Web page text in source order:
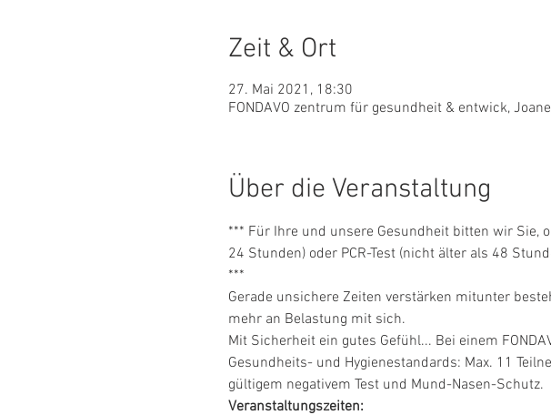
Zeit & Ort
27. Mai 2021, 18:30
FONDAVO zentrum für gesundheit & entwick,
Über die Veranstaltung
*** Für Ihre und unsere Gesundheit bitten wir Sie,
24 Stunden) oder PCR-Test (nicht älter als 48
***
Gerade unsichere Zeiten verstärken mitunter
mehr an Belastung mit sich.
Mit Sicherheit ein gutes Gefühl... Bei einem
Gesundheits- und Hygienestandards: Max. 11
gültigem negativem Test und Mund-Nasen-Schutz.
Veranstaltungszeiten: